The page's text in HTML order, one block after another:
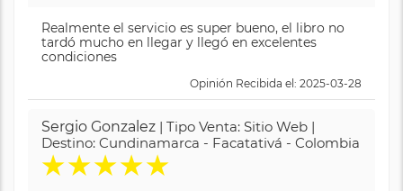
Realmente el servicio es super bueno, el libro no
tardó mucho en llegar y llegó en excelentes
condiciones
Opinión Recibida el: 2025-03-28
Sergio Gonzalez | Tipo Venta: Sitio Web |
Destino: Cundinamarca - Facatativá - Colombia
★★★★★